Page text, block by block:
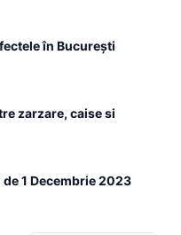
în București
zarzare, caise si
1 Decembrie 2023